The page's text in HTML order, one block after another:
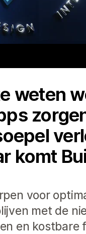
weten
komt
voor
met de
en kostbare